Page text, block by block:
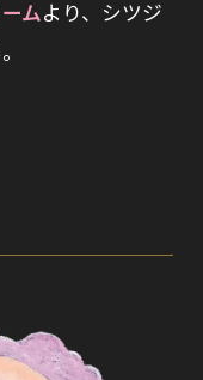
ムより、シツジ